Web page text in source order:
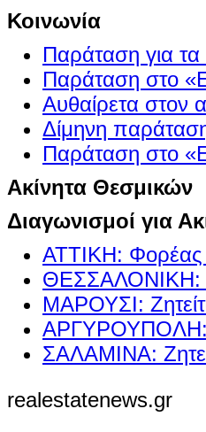
Κοινωνία
Παράταση για τα
Παράταση στο
Αυθαίρετα στον
Δίμηνη
Παράταση στο
Ακίνητα Θεσμικών
Διαγωνισμοί για
ΑΤΤΙΚΗ: Φορέας
ΘΕΣΣΑΛΟΝΙΚΗ:
ΜΑΡΟΥΣΙ:
ΑΡΓΥΡΟΥΠΟΛΗ:
ΣΑΛΑΜΙΝΑ:
realestatenews.gr